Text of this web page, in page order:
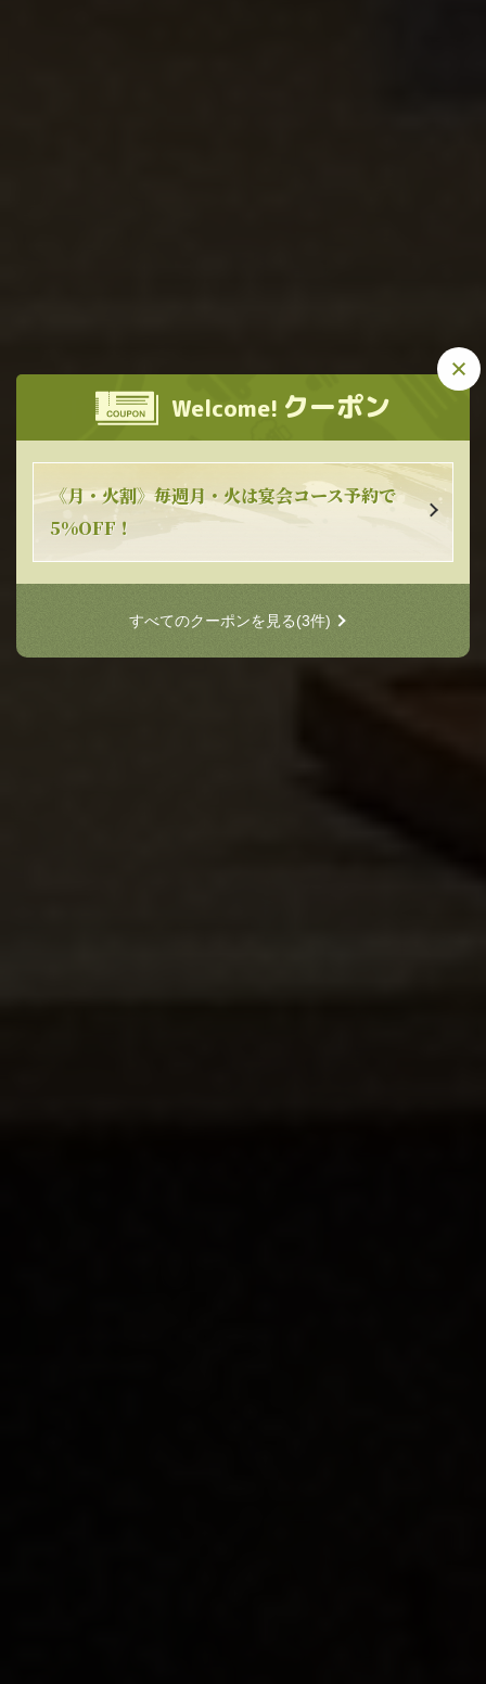
Welcome! クーポン
《月・火割》毎週月・火は宴会コース予約で
5%OFF！
すべてのクーポンを見る(3件)
千里中央海鮮食堂 はなれ お
ーうえすと
千里中央海鮮食堂 はなれ おーうえすと
大阪府豊中市新千里東町１-3-20 せんちゅうパル内B1F 17区画
お店情報をコピー
閉じる